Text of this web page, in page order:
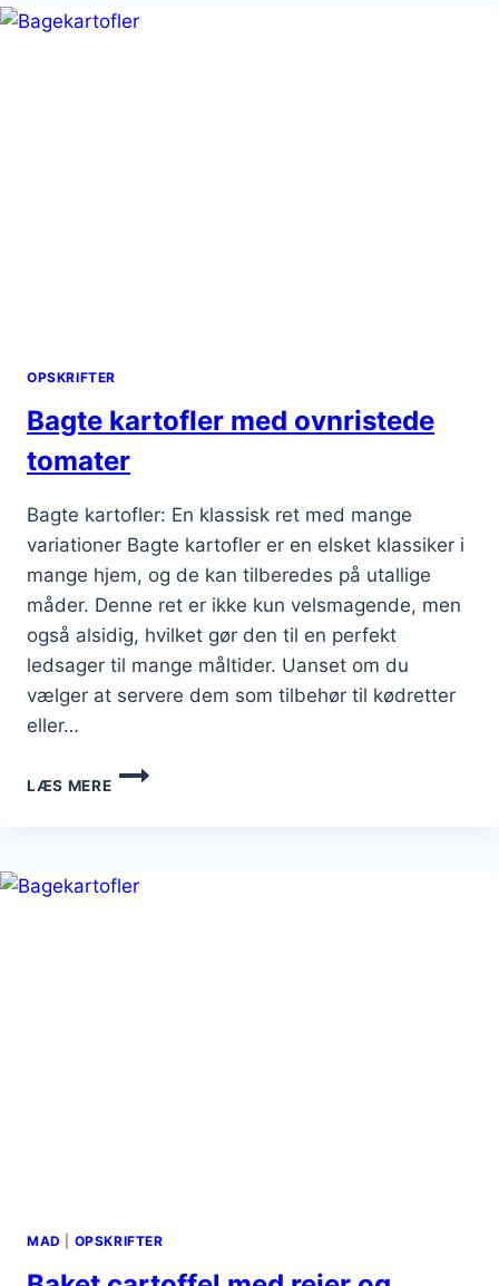
OPSKRIFTER
Bagte kartofler med ovnristede
tomater
Bagte kartofler: En klassisk ret med mange
variationer Bagte kartofler er en elsket klassiker i
mange hjem, og de kan tilberedes på utallige
måder. Denne ret er ikke kun velsmagende, men
også alsidig, hvilket gør den til en perfekt
ledsager til mange måltider. Uanset om du
vælger at servere dem som tilbehør til kødretter
eller…
LÆS MERE
BAGTE
KARTOFLER
MAD OPSKRIFTER